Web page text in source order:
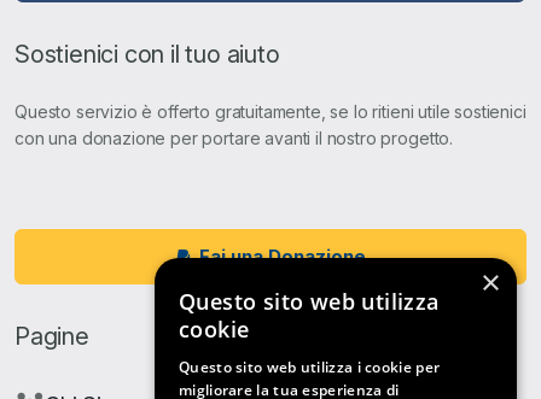
Sostienici con il tuo aiuto
Questo servizio è offerto gratuitamente, se lo ritieni utile sostienici
con una donazione per portare avanti il nostro progetto.
Fai una Donazione
Pagine
×
Questo sito web utilizza
cookie
Questo sito web utilizza i cookie per
migliorare la tua esperienza di